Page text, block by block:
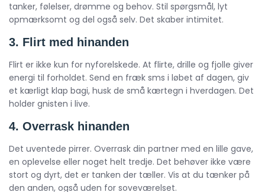
tanker, følelser, drømme og behov. Stil spørgsmål, lyt
opmærksomt og del også selv. Det skaber intimitet.
3. Flirt med hinanden
Flirt er ikke kun for nyforelskede. At flirte, drille og fjolle giver
energi til forholdet. Send en fræk sms i løbet af dagen, giv
et kærligt klap bagi, husk de små kærtegn i hverdagen. Det
holder gnisten i live.
4. Overrask hinanden
Det uventede pirrer. Overrask din partner med en lille gave,
en oplevelse eller noget helt tredje. Det behøver ikke være
stort og dyrt, det er tanken der tæller. Vis at du tænker på
den anden, også uden for soveværelset.